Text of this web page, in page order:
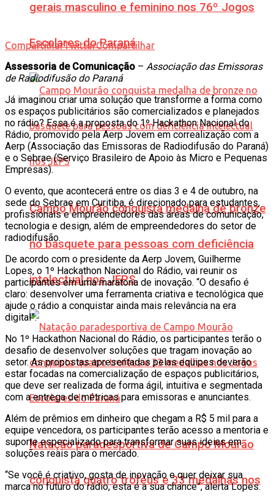
gerais masculino e feminino nos 76º Jogos
Escolares do Paraná
Campo Mourão conquista medalha de bronze
no basquete para pessoas com deficiência
intelectual nos JEPS
Natação paradesportiva de Campo Mourão
conquista quatro troféus e 33 medalhas nos
CompartilharTwittarCompartilhar
Assessoria de Comunicação – Associação das Emissoras
de Radiodifusão do Paraná
Já imaginou criar uma solução que transforme a forma como
os espaços publicitários são comercializados e planejados
no rádio? Essa é a proposta do 1º Hackathon Nacional do
Rádio, promovido pela Aerp Jovem em correalização com a
Aerp (Associação das Emissoras de Radiodifusão do Paraná)
e o Sebrae (Serviço Brasileiro de Apoio às Micro e Pequenas
Empresas).
O evento, que acontecerá entre os dias 3 e 4 de outubro, na
sede do Sebrae em Curitiba, é direcionado para estudantes,
profissionais e empreendedores das áreas de comunicação,
tecnologia e design, além de empreendedores do setor de
radiodifusão.
De acordo com o presidente da Aerp Jovem, Guilherme
Lopes, o 1º Hackathon Nacional do Rádio, vai reunir os
participantes em uma maratona de inovação. “O desafio é
claro: desenvolver uma ferramenta criativa e tecnológica que
ajude o rádio a conquistar ainda mais relevância na era
digital”.
No 1º Hackathon Nacional do Rádio, os participantes terão o
desafio de desenvolver soluções que tragam inovação ao
setor. As propostas apresentadas pelas equipes deverão
estar focadas na comercialização de espaços publicitários,
que deve ser realizada de forma ágil, intuitiva e segmentada
com a entrega de métricas para emissoras e anunciantes.
Além de prêmios em dinheiro que chegam a R$ 5 mil para a
equipe vencedora, os participantes terão acesso a mentoria e
suporte especializado para transformar suas ideias em
soluções reais para o mercado.
“Se você é criativo, gosta de inovação e quer deixar sua
marca no futuro do rádio, esta é a sua chance”, alerta Lopes.